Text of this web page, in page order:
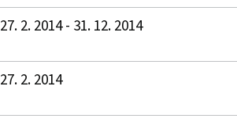
27. 2. 2014 - 31. 12. 2014
27. 2. 2014